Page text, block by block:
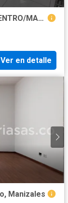
CONSULTORIO EN ARRIENDO EN EL CENTRO/MANIZALES
Ver en detalle
Manizales